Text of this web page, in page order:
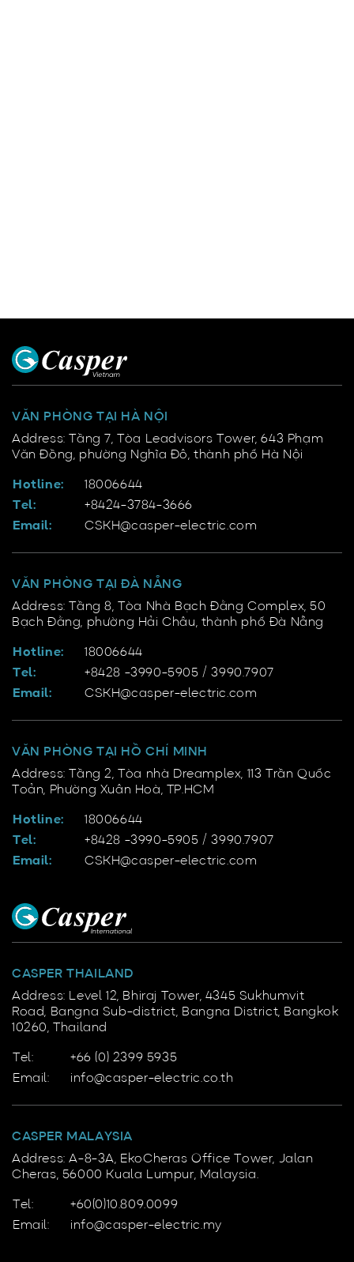
VĂN PHÒNG TẠI HÀ NỘI
Address: Tầng 7, Tòa Leadvisors Tower, 643 Phạm
Văn Đồng, phường Nghĩa Đô, thành phố Hà Nội
Hotline:
18006644
Tel:
+8424-3784-3666
Email:
CSKH@casper-electric.com
VĂN PHÒNG TẠI ĐÀ NẴNG
Address: Tầng 8, Tòa Nhà Bạch Đằng Complex, 50
Bạch Đằng, phường Hải Châu, thành phố Đà Nẵng
Hotline:
18006644
Tel:
+8428 -3990-5905 / 3990.7907
Email:
CSKH@casper-electric.com
VĂN PHÒNG TẠI HỒ CHÍ MINH
Address: Tầng 2, Tòa nhà Dreamplex, 113 Trần Quốc
Toản, Phường Xuân Hoà, TP.HCM
Hotline:
18006644
Tel:
+8428 -3990-5905 / 3990.7907
Email:
CSKH@casper-electric.com
CASPER THAILAND
Address: Level 12, Bhiraj Tower, 4345 Sukhumvit
Road, Bangna Sub-district, Bangna District, Bangkok
10260, Thailand
Tel:
+66 (0) 2399 5935
Email:
info@casper-electric.co.th
CASPER MALAYSIA
Address: A-8-3A, EkoCheras Office Tower, Jalan
Cheras, 56000 Kuala Lumpur, Malaysia.
Tel:
+60(0)10.809.0099
Email:
info@casper-electric.my